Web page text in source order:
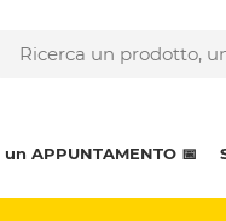
APPUNTAMENTO 📅